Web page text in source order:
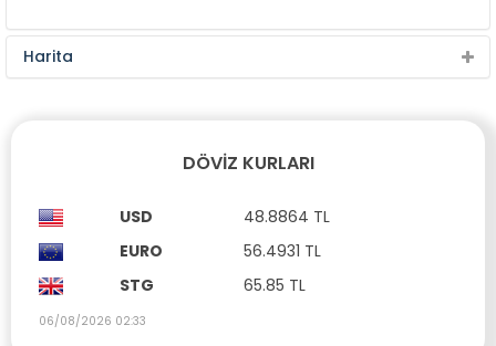
Harita
DÖVIZ KURLARI
USD
48.8864 TL
EURO
56.4931 TL
STG
65.85 TL
06/08/2026 02:33